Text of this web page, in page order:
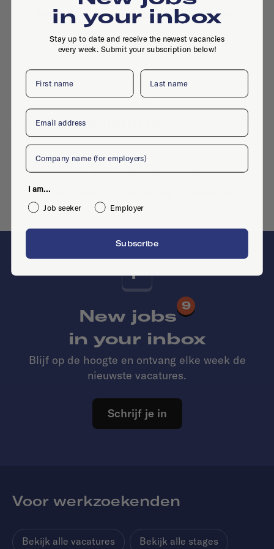
Is this your company profile?Place a job
Similar companies
No similar companies yet
Want to add your company?
F
New jobs
9
in your inbox
Blijf op de hoogte en ontvang elke week de
nieuwste vacatures.
Schrijf je in
Voor werkzoekenden
Bekijk alle vacatures Bekijk alle stages
in your inbox
Stay up to date and receive the newest vacancies
every week. Submit your subscription below!
First name Last name
Email
Company
I am...
Job seeker
Employer
Subscribe